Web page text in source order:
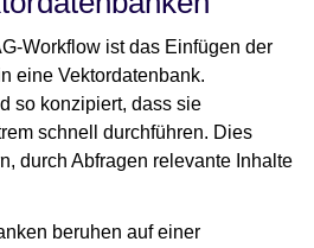
Workflow ist das Einfügen der
eine Vektordatenbank.
so konzipiert, dass sie
schnell durchführen. Dies
durch Abfragen relevante Inhalte
beruhen auf einer